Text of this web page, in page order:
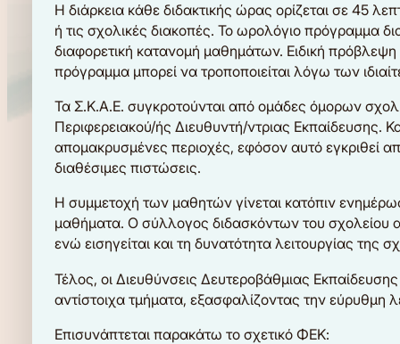
Η διάρκεια κάθε διδακτικής ώρας ορίζεται σε 45
ή τις σχολικές διακοπές. Το ωρολόγιο πρόγραμμα
διαφορετική κατανομή μαθημάτων. Ειδική
πρόγραμμα μπορεί να τροποποιείται λόγω των
Τα Σ.Κ.Α.Ε. συγκροτούνται από ομάδες όμορων
Περιφερειακού/ής Διευθυντή/ντριας Εκπαίδευσης.
απομακρυσμένες περιοχές, εφόσον αυτό εγκριθεί
διαθέσιμες πιστώσεις.
Η συμμετοχή των μαθητών γίνεται κατόπιν
μαθήματα. Ο σύλλογος διδασκόντων του σχολείου
ενώ εισηγείται και τη δυνατότητα λειτουργίας
Τέλος, οι Διευθύνσεις Δευτεροβάθμιας
αντίστοιχα τμήματα, εξασφαλίζοντας την εύρυθμη
Επισυνάπτεται παρακάτω το σχετικό ΦΕΚ: